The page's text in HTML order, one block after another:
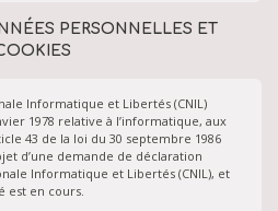
PERSONNELLES ET
Informatique et Libertés (CNIL)
1978 relative à l’informatique, aux
43 de la loi du 30 septembre 1986
d’une demande de déclaration
Informatique et Libertés (CNIL), et
est en cours.